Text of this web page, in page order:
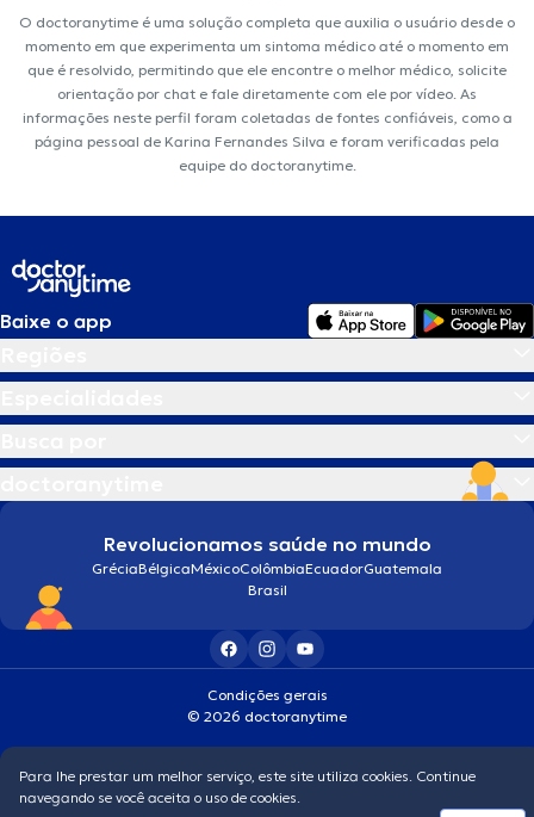
O doctoranytime é uma solução completa que auxilia o usuário desde o
momento em que experimenta um sintoma médico até o momento em
que é resolvido, permitindo que ele encontre o melhor médico, solicite
orientação por chat e fale diretamente com ele por vídeo. As
informações neste perfil foram coletadas de fontes confiáveis, como a
página pessoal de Karina Fernandes Silva e foram verificadas pela
equipe do doctoranytime.
Baixe o app
Revolucionamos saúde no mundo
GréciaBélgicaMéxicoColômbiaEcuadorGuatemala
Brasil
Condições gerais
© 2026 doctoranytime
Para lhe prestar um melhor serviço, este site utiliza cookies. Continue
navegando se você aceita o uso de cookies.